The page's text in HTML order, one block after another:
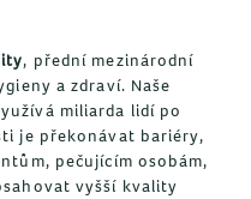
, přední mezinárodní
a zdraví. Naše
miliarda lidí po
je překonávat bariéry,
pečujícím osobám,
vyšší kvality